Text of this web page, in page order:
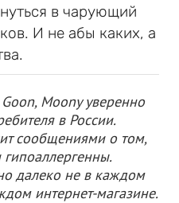
в чарующий
И не абы каких, а
Moony уверенно
в России.
сообщениями о том,
далеко не в каждом
интернет-магазине.